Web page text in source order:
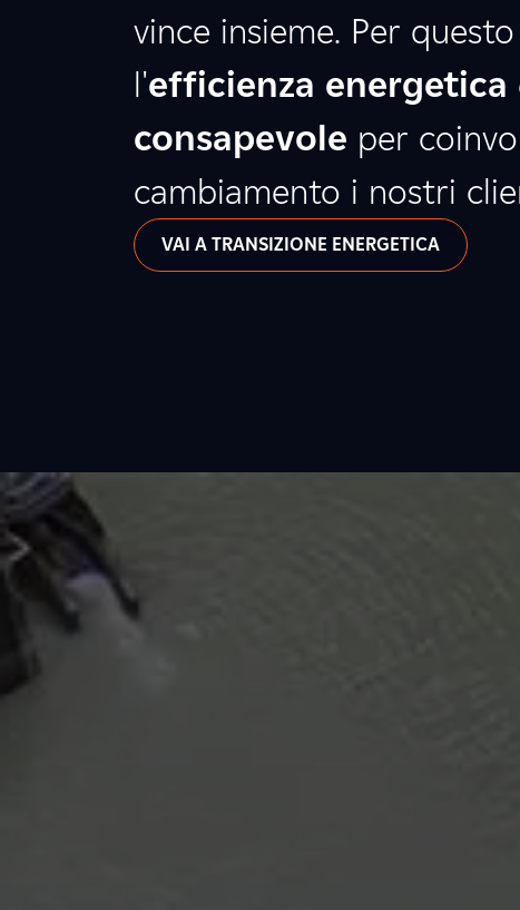
vince insieme. Per
l'efficienza energetica
consapevole per
cambiamento i nostri
VAI A TRANSIZIONE ENERGETICA